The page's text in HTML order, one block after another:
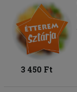
3 450 Ft